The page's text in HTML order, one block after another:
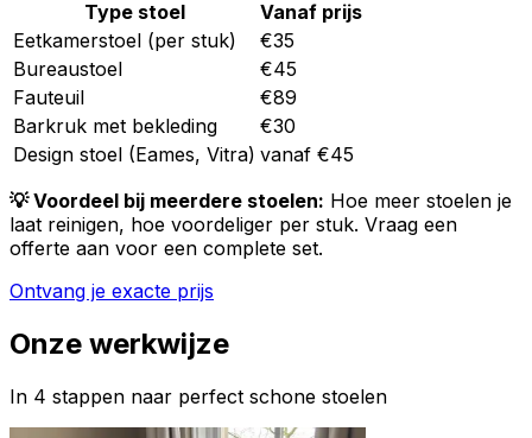
Type stoel
Vanaf prijs
Eetkamerstoel (per stuk)
€35
Bureaustoel
€45
Fauteuil
€89
Barkruk met bekleding
€30
Design stoel (Eames, Vitra) vanaf €45
💡 Voordeel bij meerdere stoelen: Hoe meer stoelen je
laat reinigen, hoe voordeliger per stuk. Vraag een
offerte aan voor een complete set.
Ontvang je exacte prijs
Onze werkwijze
In 4 stappen naar perfect schone stoelen